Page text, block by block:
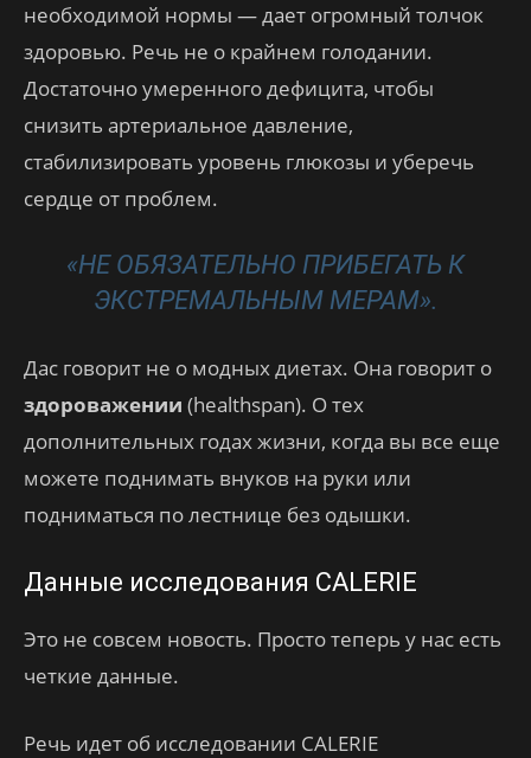
необходимой нормы — дает огромный толчок
здоровью. Речь не о крайнем голодании.
Достаточно умеренного дефицита, чтобы
снизить артериальное давление,
стабилизировать уровень глюкозы и уберечь
сердце от проблем.
«НЕ ОБЯЗАТЕЛЬНО ПРИБЕГАТЬ К
ЭКСТРЕМАЛЬНЫМ МЕРАМ».
Дас говорит не о модных диетах. Она говорит о
здороважении (healthspan). О тех
дополнительных годах жизни, когда вы все еще
можете поднимать внуков на руки или
подниматься по лестнице без одышки.
Данные исследования CALERIE
Это не совсем новость. Просто теперь у нас есть
четкие данные.
Речь идет об исследовании CALERIE